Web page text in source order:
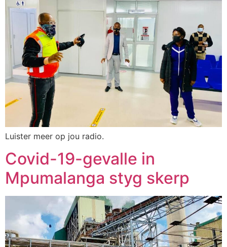
Luister meer op jou radio.
Covid-19-gevalle in
Mpumalanga styg skerp